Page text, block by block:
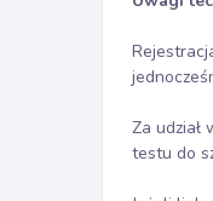
Za udział
testu do